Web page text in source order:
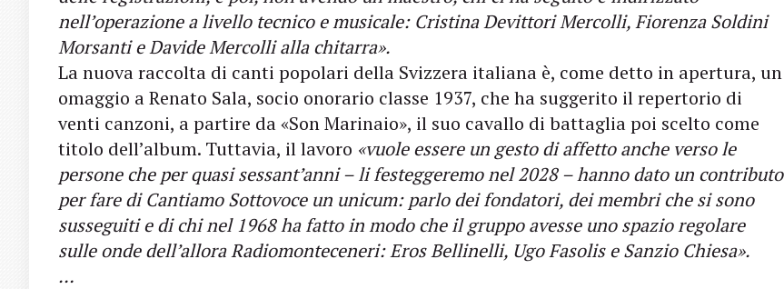
nell’operazione a livello tecnico e musicale: Cristina Devittori Mercolli, Fiorenza Soldini
Morsanti e Davide Mercolli alla chitarra».
La nuova raccolta di canti popolari della Svizzera italiana è, come detto in apertura, un
omaggio a Renato Sala, socio onorario classe 1937, che ha suggerito il repertorio di
venti canzoni, a partire da «Son Marinaio», il suo cavallo di battaglia poi scelto come
titolo dell’album. Tuttavia, il lavoro «vuole essere un gesto di affetto anche verso le
persone che per quasi sessant’anni – li festeggeremo nel 2028 – hanno dato un contributo
per fare di Cantiamo Sottovoce un unicum: parlo dei fondatori, dei membri che si sono
susseguiti e di chi nel 1968 ha fatto in modo che il gruppo avesse uno spazio regolare
sulle onde dell’allora Radiomonteceneri: Eros Bellinelli, Ugo Fasolis e Sanzio Chiesa».
…